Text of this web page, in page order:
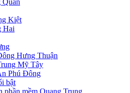
Kiệt
Hai
Hưng Thuận
Mỹ Tây
Phú Đông
bật
phần mềm Quang Trung